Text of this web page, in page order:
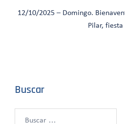
12/10/2025 – Domingo.
Pilar, fiesta
Buscar